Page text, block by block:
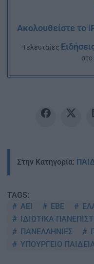
Ακολουθείστε το
Tελευταίες
στο
Στην Κατηγορία:
TAGS:
ΑΕΙ
ΕΒΕ
ΙΔΙΩΤΙΚΑ
ΠΑΝΕΛΛΗΝΙΕΣ
ΥΠΟΥΡΓΕΙΟ